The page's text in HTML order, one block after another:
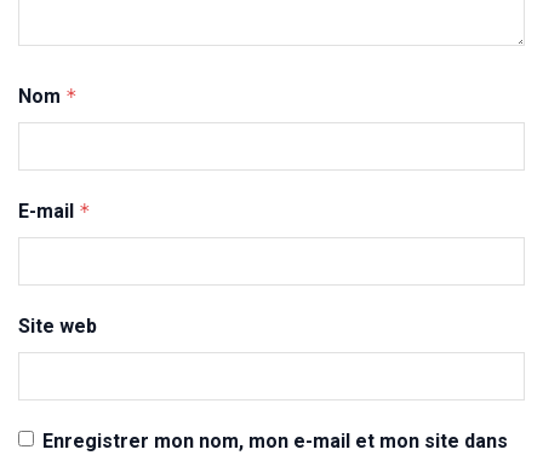
Nom *
E-mail *
Site web
Enregistrer mon nom, mon e-mail et mon site dans